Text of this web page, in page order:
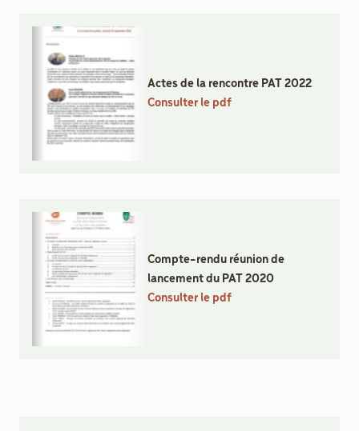
Actes de la rencontre PAT 2022
Consulter le pdf
Compte-rendu réunion de
lancement du PAT 2020
Consulter le pdf